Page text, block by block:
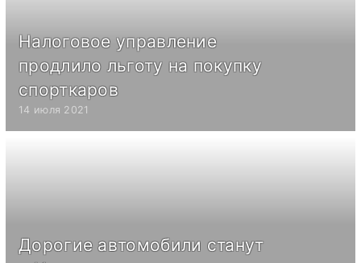
Налоговое управление
продлило льготу на покупку
спорткаров
14 июля 2021
Дорогие автомобили станут